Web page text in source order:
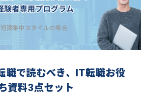
期集中スタイルの場合
職で読むべき、IT転職お役
資料3点セット